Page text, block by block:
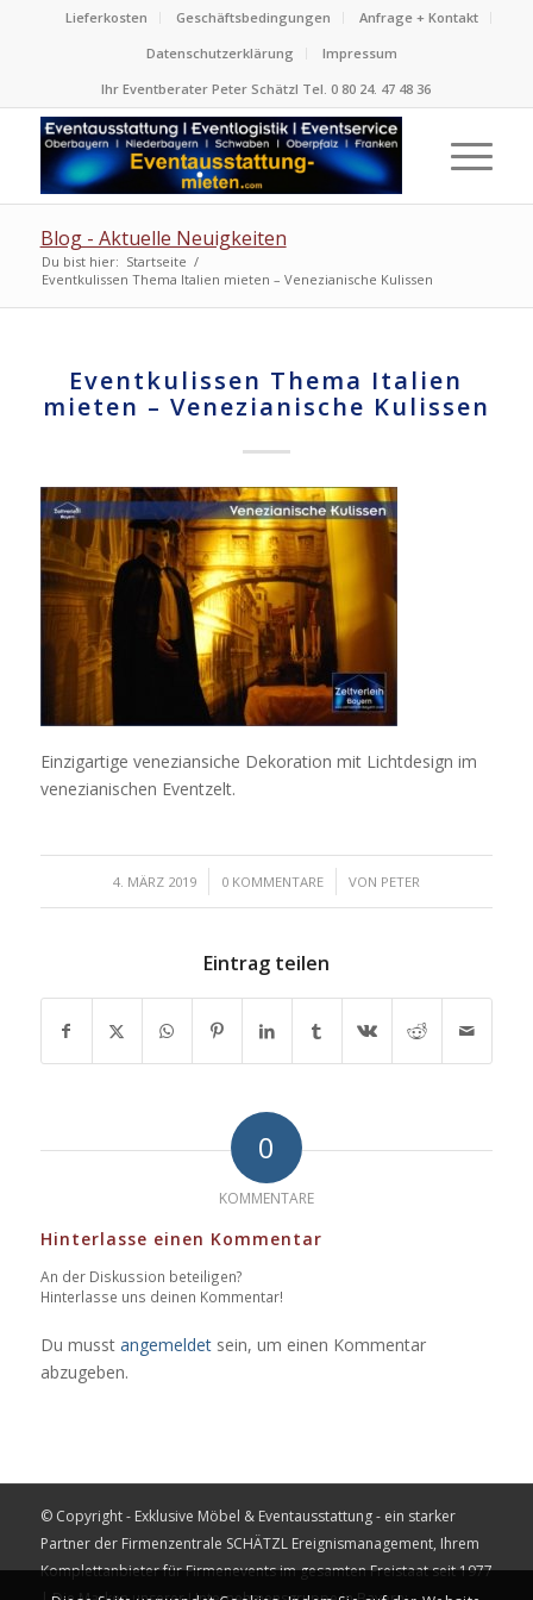
Lieferkosten Geschäftsbedingungen
Anfrage + Kontakt
Datenschutzerklärung
Impressum
Ihr Eventberater Peter Schätzl Tel. 0 80 24. 47 48 36
Blog - Aktuelle Neuigkeiten
Du bist hier: Startseite /
Eventkulissen Thema Italien mieten – Venezianische Kulissen
Eventkulissen Thema Italien
mieten – Venezianische Kulissen
Einzigartige veneziansiche Dekoration mit Lichtdesign im
venezianischen Eventzelt.
4. MÄRZ 2019
/ 0 KOMMENTARE
/ VON PETER
Eintrag teilen
0
KOMMENTARE
Hinterlasse einen Kommentar
An der Diskussion beteiligen?
Hinterlasse uns deinen Kommentar!
Du musst angemeldetsein, um einen Kommentar
abzugeben.
© Copyright - Exklusive Möbel & Eventausstattung - ein starker
Partner der Firmenzentrale SCHÄTZL Ereignismanagement, Ihrem
Komplettanbieter für Firmenevents im gesamten Freistaat seit 1977